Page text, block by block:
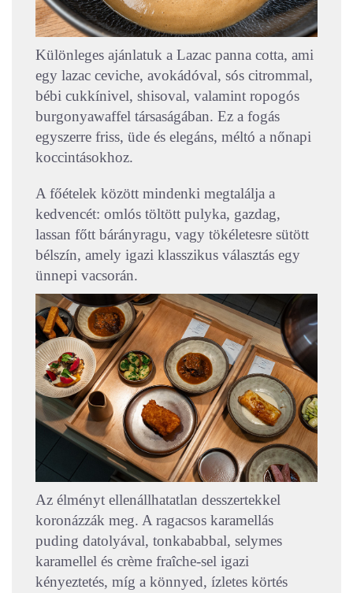
Különleges ajánlatuk a Lazac panna cotta, ami
egy lazac ceviche, avokádóval, sós citrommal,
bébi cukkínivel, shisoval, valamint ropogós
burgonyawaffel társaságában. Ez a fogás
egyszerre friss, üde és elegáns, méltó a nőnapi
koccintásokhoz.
A főételek között mindenki megtalálja a
kedvencét: omlós töltött pulyka, gazdag,
lassan főtt bárányragu, vagy tökéletesre sütött
bélszín, amely igazi klasszikus választás egy
ünnepi vacsorán.
Az élményt ellenállhatatlan desszertekkel
koronázzák meg. A ragacsos karamellás
puding datolyával, tonkababbal, selymes
karamellel és crème fraîche-sel igazi
kényeztetés, míg a könnyed, ízletes körtés